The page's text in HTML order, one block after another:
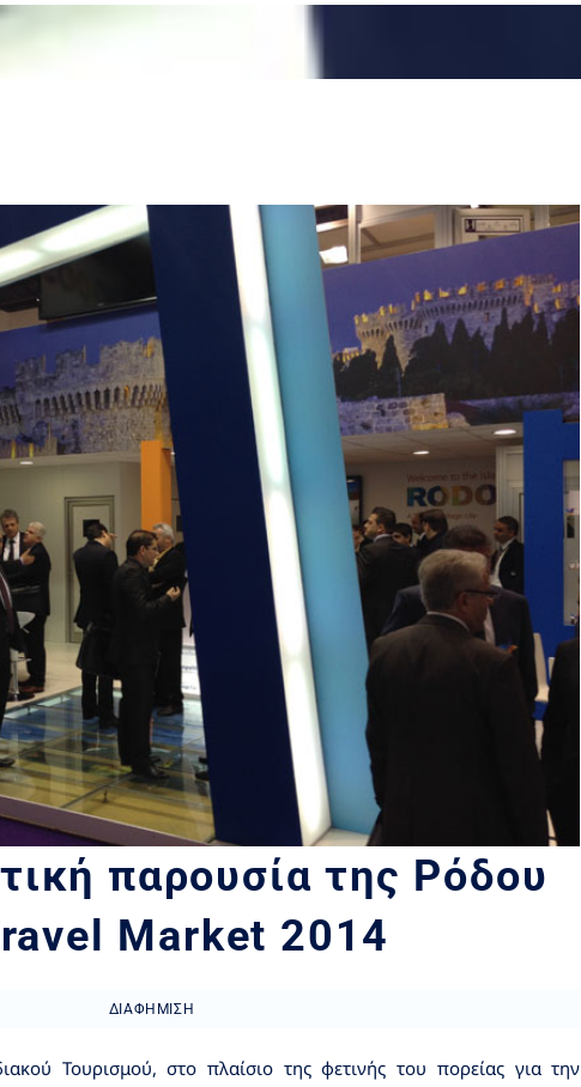
παρουσία της Ρόδου
Market 2014
ΔΙΑΦΉΜΙΣΗ
Τουρισμού, στο πλαίσιο της φετινής του πορείας για την